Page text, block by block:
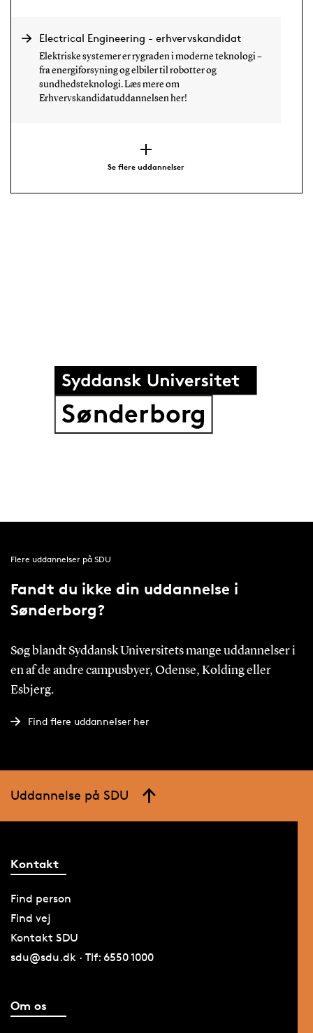
Electrical Engineering - erhvervskandidat
Elektriske systemer er rygraden i moderne teknologi –
fra energiforsyning og elbiler til robotter og
sundhedsteknologi. Læs mere om
Erhvervskandidatuddannelsen her!
Se flere uddannelser
Flere uddannelser på SDU
Fandt du ikke din uddannelse i
Sønderborg?
Søg blandt Syddansk Universitets mange uddannelser i
en af de andre campusbyer, Odense, Kolding eller
Esbjerg.
Find flere uddannelser her
Uddannelse på SDU
Kontakt
Find person
Find vej
Kontakt SDU
sdu@sdu.dk · Tlf: 6550 1000
Om os